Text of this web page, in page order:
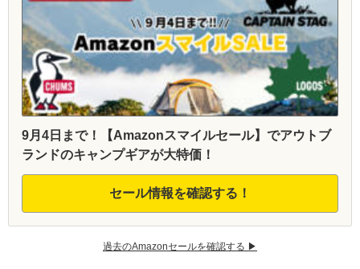
9月4日まで！【Amazonスマイルセール】でアウトブ
ランドのキャンプギアが大特価！
セール情報を確認する！
過去のAmazonセールを確認する ▶︎